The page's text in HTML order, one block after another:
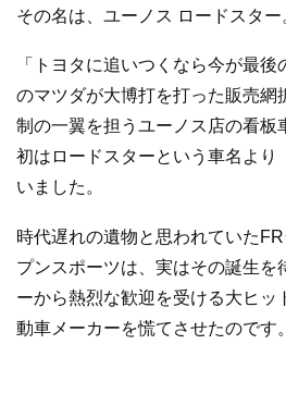
その名は、ユーノス ロードスター
「トヨタに追いつくなら今が最
のマツダが大博打を打った販売網
制の一翼を担うユーノス店の看板
初はロードスターという車名より
いました。
時代遅れの遺物と思われていた
プンスポーツは、実はその誕生を
ーから熱烈な歓迎を受ける大ヒッ
動車メーカーを慌てさせたのです。